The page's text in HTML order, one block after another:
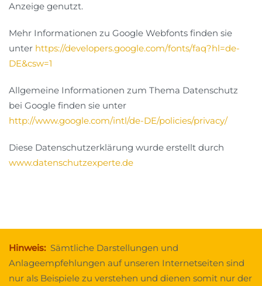
Anzeige genutzt.
Mehr Informationen zu Google Webfonts finden sie
unter https://developers.google.com/fonts/faq?hl=de-
DE&csw=1
Allgemeine Informationen zum Thema Datenschutz
bei Google finden sie unter
http://www.google.com/intl/de-DE/policies/privacy/
Diese Datenschutzerklärung wurde erstellt durch
www.datenschutzexperte.de
Hinweis: Sämtliche Darstellungen und
Anlageempfehlungen auf unseren Internetseiten sind
nur als Beispiele zu verstehen und dienen somit nur der